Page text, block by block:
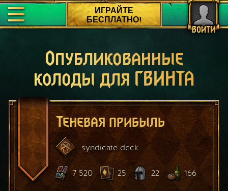
ВОЙТИ
ИГРАЙТЕ
БЕСПЛАТНО!
Опубликованные
колоды для ГВИНТА
Теневая прибыль
syndicate deck
7 520 25 22 166